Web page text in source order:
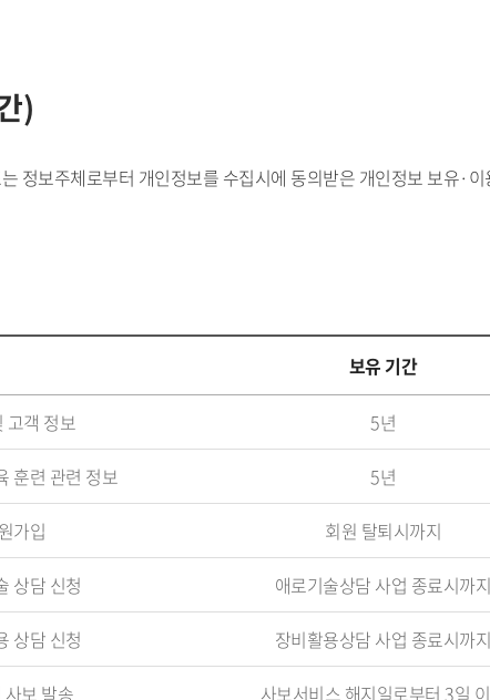
)
정보주체로부터 개인정보를 수집시에 동의받은 개인정보 보유·
보유 기간
고객 정보 5년
훈련 관련 정보 5년
가입 회원 탈퇴시까지
상담 신청 애로기술상담 사업 종료시까지
상담 신청 장비활용상담 사업 종료시까지
사보 발송 사보서비스 해지일로부터 3일